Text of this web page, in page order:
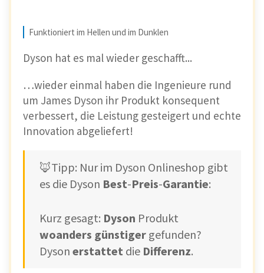
Funktioniert im Hellen und im Dunklen
Dyson hat es mal wieder geschafft...
…wieder einmal haben die Ingenieure rund
um James Dyson ihr Produkt konsequent
verbessert, die Leistung gesteigert und echte
Innovation abgeliefert!
🦊Tipp: Nur im Dyson Onlineshop gibt
es die Dyson Best-Preis-Garantie:
Kurz gesagt: Dyson Produkt
woanders günstiger gefunden?
Dyson erstattet die Differenz.